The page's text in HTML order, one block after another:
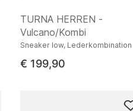
TURNA HERREN -
Vulcano/Kombi
Sneaker low, Lederkombination
€ 199,90